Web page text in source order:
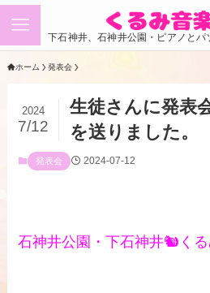
下石神井、石神井公園・ピアノとパ
ホーム 発表会
生徒さんに発表
を送りました。
2024
7/12
発表会 2024-07-12
石神井公園・下石神井🐿くる